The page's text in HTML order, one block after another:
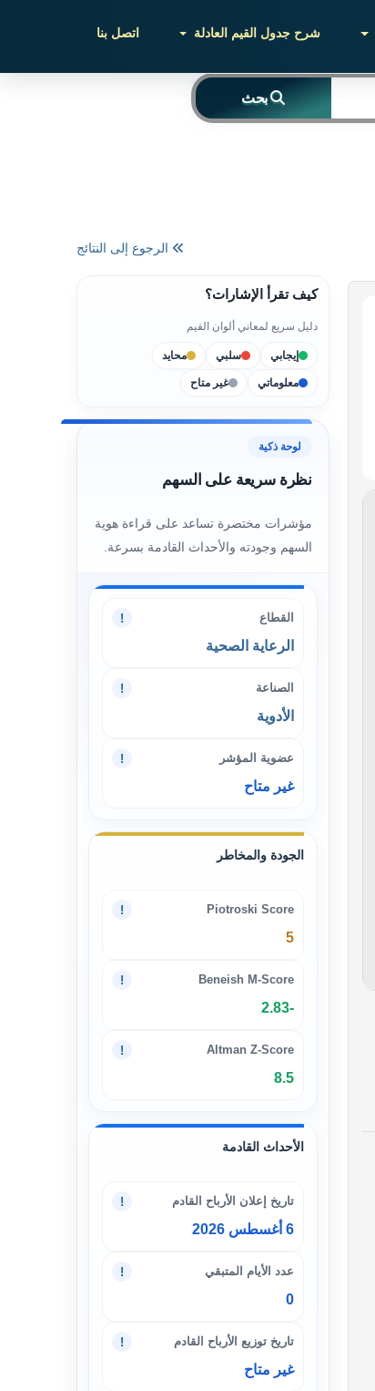
شرح جدول القيم العادلة اتصل بنا
بحث
الرجوع إلى النتائج
كيف تقرأ الإشارات؟
دليل سريع لمعاني ألوان القيم
إيجابي سلبي محايد
معلوماتي غير متاح
لوحة ذكية
نظرة سريعة على السهم
مؤشرات مختصرة تساعد على قراءة هوية
السهم وجودته والأحداث القادمة بسرعة.
القطاع !
الرعاية الصحية
الصناعة !
الأدوية
عضوية المؤشر !
غير متاح
الجودة والمخاطر
Piotroski Score
!
5
Beneish M-Score
!
-2.83
Altman Z-Score
!
8.5
الأحداث القادمة
تاريخ إعلان الأرباح القادم !
6 أغسطس 2026
عدد الأيام المتبقي !
0
تاريخ توزيع الأرباح القادم !
غير متاح